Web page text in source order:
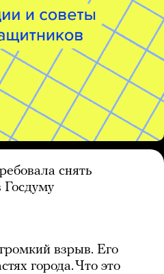
снять
Госдуму
взрыв. Его
города. Что это